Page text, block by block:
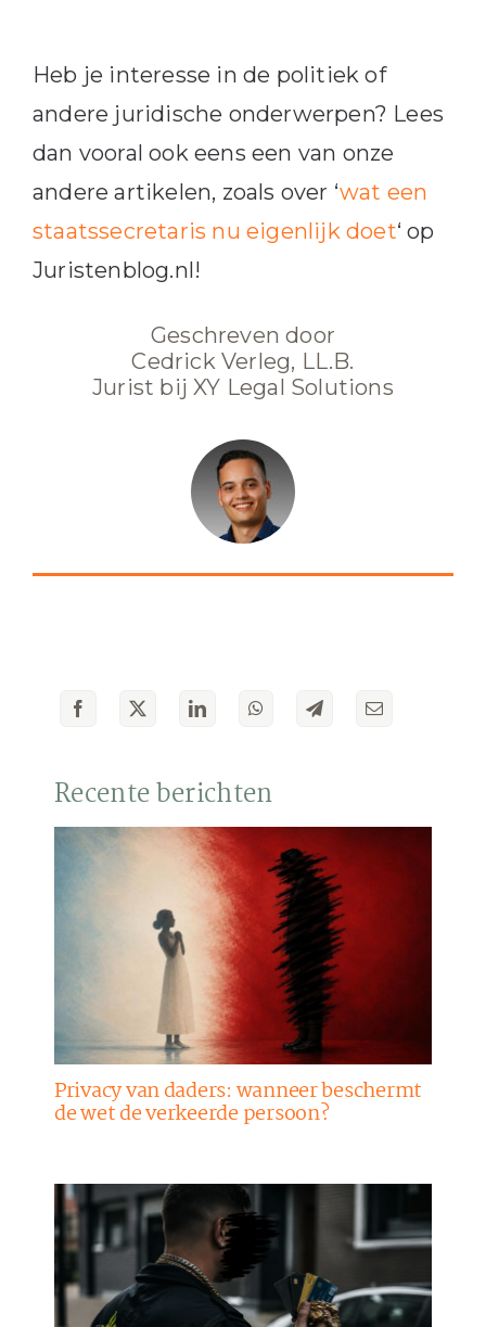
Recente berichten
Privacy van daders: wanneer beschermt
de wet de verkeerde persoon?
Heb je interesse in de politiek of
andere juridische onderwerpen? Lees
dan vooral ook eens een van onze
andere artikelen, zoals over ‘wat een
staatssecretaris nu eigenlijk doet‘ op
Juristenblog.nl!
Geschreven door
Cedrick Verleg, LL.B.
Jurist bij XY Legal Solutions